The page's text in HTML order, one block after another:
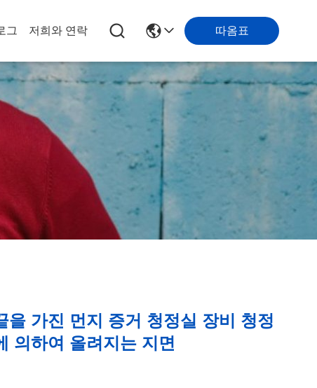
그 저희와 연락 따옴표
을 가진 먼지 증거 청정실 장비 청정
의하여 올려지는 지면